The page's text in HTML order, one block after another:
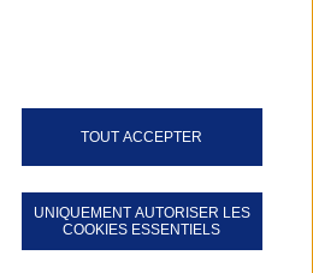
TOUT ACCEPTER
UNIQUEMENT AUTORISER LES
COOKIES ESSENTIELS